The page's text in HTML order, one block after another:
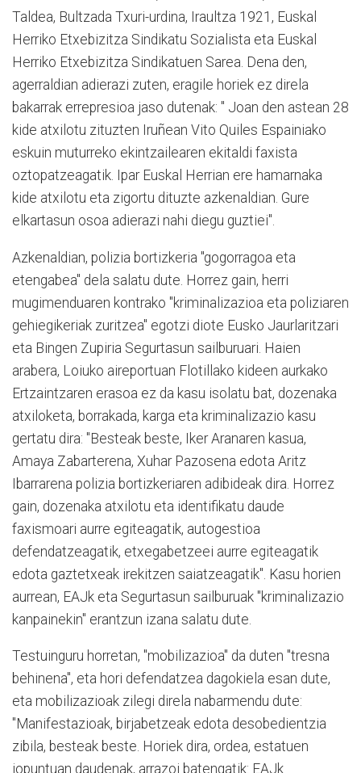
Taldea, Bultzada Txuri-urdina, Iraultza 1921, Euskal
Herriko Etxebizitza Sindikatu Sozialista eta Euskal
Herriko Etxebizitza Sindikatuen Sarea. Dena den,
agerraldian adierazi zuten, eragile horiek ez direla
bakarrak errepresioa jaso dutenak: " Joan den astean 28
kide atxilotu zituzten Iruñean Vito Quiles Espainiako
eskuin muturreko ekintzailearen ekitaldi faxista
oztopatzeagatik. Ipar Euskal Herrian ere hamarnaka
kide atxilotu eta zigortu dituzte azkenaldian. Gure
elkartasun osoa adierazi nahi diegu guztiei".
Azkenaldian, polizia bortizkeria "gogorragoa eta
etengabea" dela salatu dute. Horrez gain, herri
mugimenduaren kontrako "kriminalizazioa eta poliziaren
gehiegikeriak zuritzea" egotzi diote Eusko Jaurlaritzari
eta Bingen Zupiria Segurtasun sailburuari. Haien
arabera, Loiuko aireportuan Flotillako kideen aurkako
Ertzaintzaren erasoa ez da kasu isolatu bat, dozenaka
atxiloketa, borrakada, karga eta kriminalizazio kasu
gertatu dira: "Besteak beste, Iker Aranaren kasua,
Amaya Zabarterena, Xuhar Pazosena edota Aritz
Ibarrarena polizia bortizkeriaren adibideak dira. Horrez
gain, dozenaka atxilotu eta identifikatu daude
faxismoari aurre egiteagatik, autogestioa
defendatzeagatik, etxegabetzeei aurre egiteagatik
edota gaztetxeak irekitzen saiatzeagatik". Kasu horien
aurrean, EAJk eta Segurtasun sailburuak "kriminalizazio
kanpainekin" erantzun izana salatu dute.
Testuinguru horretan, "mobilizazioa" da duten "tresna
behinena", eta hori defendatzea dagokiela esan dute,
eta mobilizazioak zilegi direla nabarmendu dute:
"Manifestazioak, birjabetzeak edota desobedientzia
zibila, besteak beste. Horiek dira, ordea, estatuen
jopuntuan daudenak, arrazoi batengatik: EAJk